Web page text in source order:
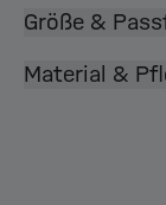
Größe &
Material &